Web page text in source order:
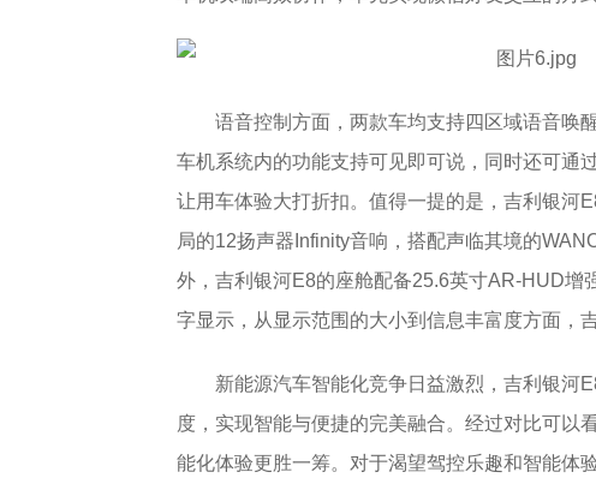
语音控制方面，两款车均支持四区域语音唤
车机系统内的功能支持可见即可说，同时还可通
让用车体验大打折扣。值得一提的是，吉利银河
局的12扬声器Infinity音响，搭配声临其境的
外，吉利银河E8的座舱配备25.6英寸AR-HUD
字显示，从显示范围的大小到信息丰富度方面，
新能源汽车智能化竞争日益激烈，吉利银河
度，实现智能与便捷的完美融合。经过对比可以
能化体验更胜一筹。对于渴望驾控乐趣和智能体